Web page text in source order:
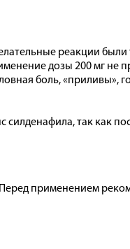
реакции
дозы 200 мг
боль, «приливы»,
так как
применением